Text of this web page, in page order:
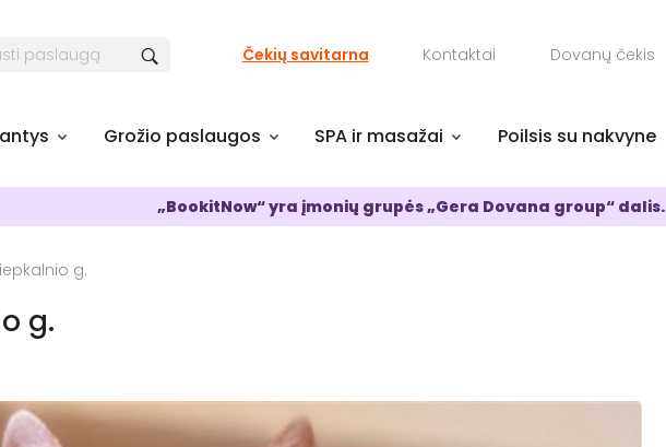
Čekių savitarna Kontaktai Dovanų čekis
Grožio paslaugos SPA ir masažai Poilsis su nakvyne
„BookitNow“ yra įmonių grupės „Gera Dovana group“ dalis.
g.
g.